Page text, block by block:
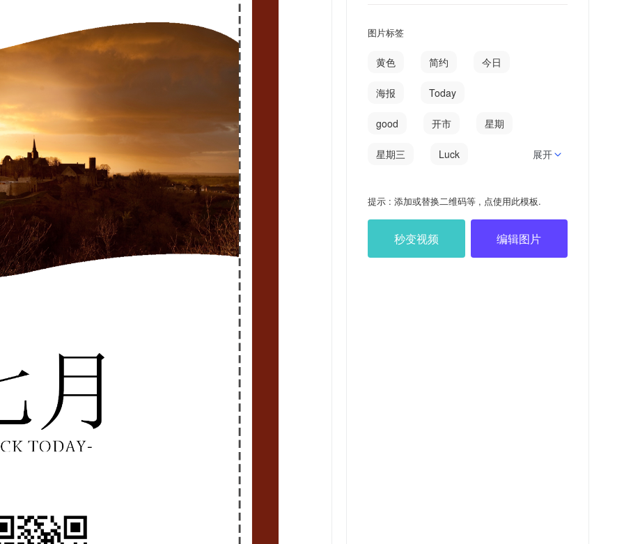
图片标签
黄色 简约 今日
海报 Today
good 开市 星期
星期三 Luck
0707
展开
提示 : 添加或替换二维码等 , 点使用此模板.
秒变视频 编辑图片